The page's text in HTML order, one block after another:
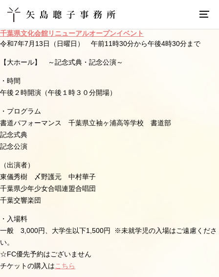
千葉県文化会館リニューアルオープンイベント
令和7年7月13日（日曜日） 午前11時30分から午後4時30分まで
【大ホール】 ～記念式典・記念公演～
・時間
午後２時開演（午後１時３０分開場）
・プログラム
書道パフォーマンス 千葉県立袖ヶ浦高等学校 書道部
記念式典
記念公演
（出演者）
東儀秀樹 〆野護元 中村華子
千葉県少年少女合唱連盟合唱団
千葉交響楽団
・入場料
一般 3,000円、大学生以下1,500円 ※未就学児の入場はご遠慮くださ
い。
☆FC優先予約はございません
チケットの購入はこちら